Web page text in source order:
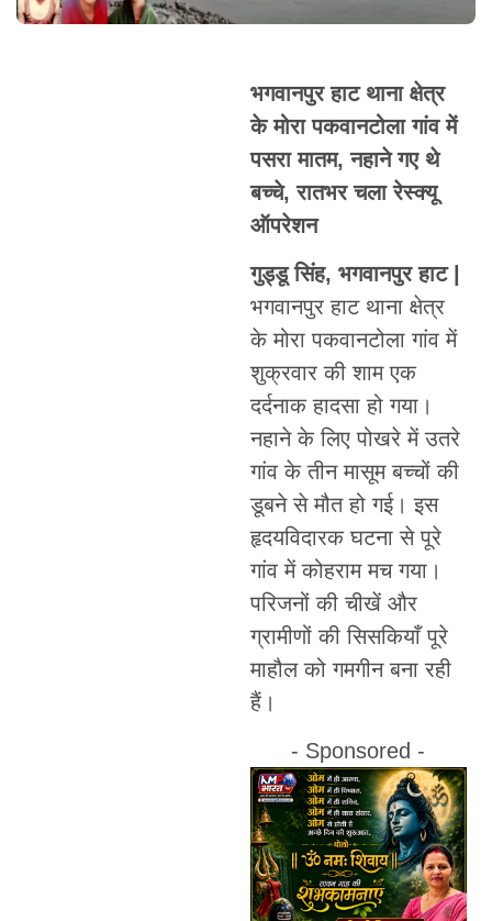
भगवानपुर हाट थाना क्षेत्र
के मोरा पकवानटोला गांव में
पसरा मातम, नहाने गए थे
बच्चे, रातभर चला रेस्क्यू
ऑपरेशन
गुड्डू सिंह, भगवानपुर हाट |
भगवानपुर हाट थाना क्षेत्र
के मोरा पकवानटोला गांव में
शुक्रवार की शाम एक
दर्दनाक हादसा हो गया।
नहाने के लिए पोखरे में उतरे
गांव के तीन मासूम बच्चों की
डूबने से मौत हो गई। इस
हृदयविदारक घटना से पूरे
गांव में कोहराम मच गया।
परिजनों की चीखें और
ग्रामीणों की सिसकियाँ पूरे
माहौल को गमगीन बना रही
हैं।
- Sponsored -